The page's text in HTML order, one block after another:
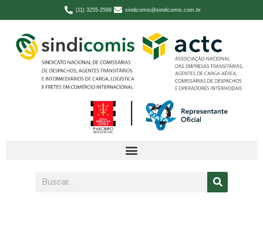
(11) 3255-2599 sindicomis@sindicomis.com.br